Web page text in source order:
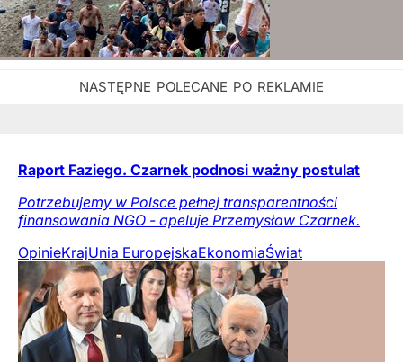
Raport Faziego. Czarnek podnosi ważny postulat
Potrzebujemy w Polsce pełnej transparentności
finansowania NGO - apeluje Przemysław Czarnek.
OpinieKrajUnia EuropejskaEkonomiaŚwiat